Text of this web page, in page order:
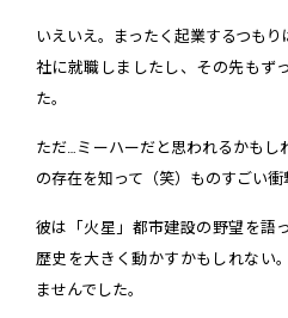
いえいえ。まったく起業するつも
社に就職しましたし、その先もず
た。
ただ…ミーハーだと思われるかもし
の存在を知って（笑）ものすごい衝
彼は「火星」都市建設の野望を語
歴史を大きく動かすかもしれない
ませんでした。